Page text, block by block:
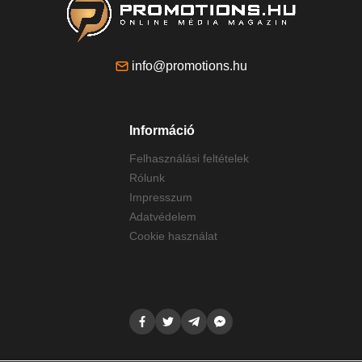
info@promotions.hu
Információ
Felhasználási feltételek
Rólunk
Impresszum
Adatvédelem
Cookie használat